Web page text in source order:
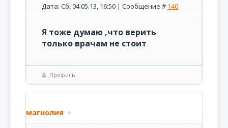
Дата: Сб, 04.05.13, 16:50 | Сообщение # 140
Я тоже думаю ,что верить
только врачам не стоит
Профиль
магнолия